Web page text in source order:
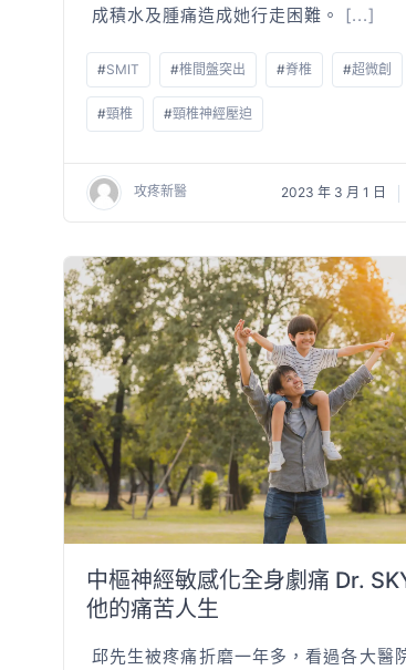
成積水及腫痛造成她行走困難。
[...]
#SMIT #椎間盤突出 #脊椎 #超微創
#頸椎 #頸椎神經壓迫
攻疼新醫 2023 年 3 月 1 日
中樞神經敏感化全身劇痛 Dr.
他的痛苦人生
邱先生被疼痛折磨一年多，看過各大醫